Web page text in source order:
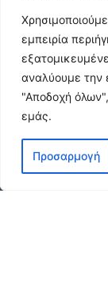
εμπειρία
αναλύουμε την
"Αποδοχή
εμάς.
Προσαρμογή